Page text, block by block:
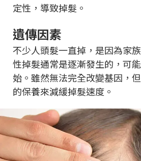
定性，導致掉髮。
遺傳因素
不少人頭髮一直掉，是因為家
性掉髮通常是逐漸發生的，可
始。雖然無法完全改變基因，
的保養來減緩掉髮速度。